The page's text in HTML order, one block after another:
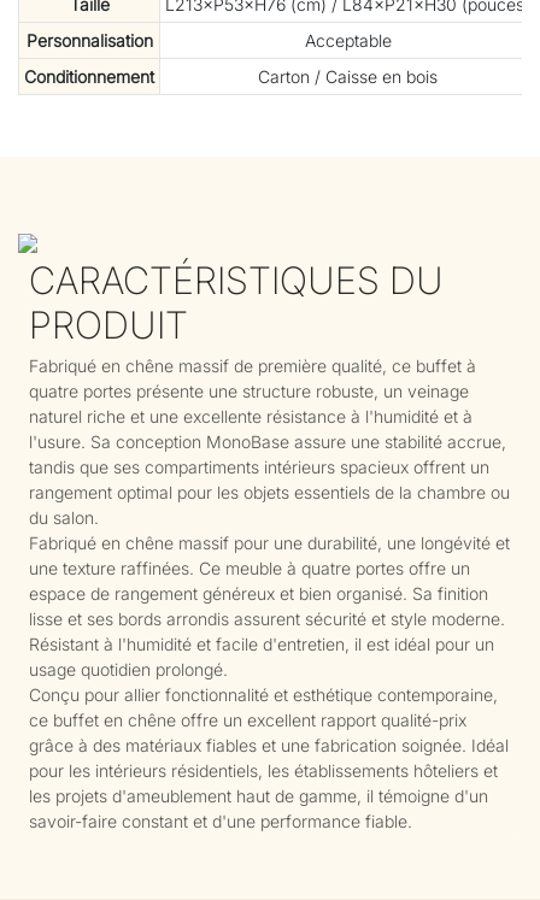
Taille
L213×P53×H76 (cm) / L84×P21×H30 (pouces)
Personnalisation
Acceptable
Conditionnement
Carton / Caisse en bois
CARACTÉRISTIQUES DU
PRODUIT
Fabriqué en chêne massif de première qualité, ce buffet à
quatre portes présente une structure robuste, un veinage
naturel riche et une excellente résistance à l'humidité et à
l'usure. Sa conception MonoBase assure une stabilité accrue,
tandis que ses compartiments intérieurs spacieux offrent un
rangement optimal pour les objets essentiels de la chambre ou
du salon.
Fabriqué en chêne massif pour une durabilité, une longévité et
une texture raffinées. Ce meuble à quatre portes offre un
espace de rangement généreux et bien organisé. Sa finition
lisse et ses bords arrondis assurent sécurité et style moderne.
Résistant à l'humidité et facile d'entretien, il est idéal pour un
usage quotidien prolongé.
Conçu pour allier fonctionnalité et esthétique contemporaine,
ce buffet en chêne offre un excellent rapport qualité-prix
grâce à des matériaux fiables et une fabrication soignée. Idéal
pour les intérieurs résidentiels, les établissements hôteliers et
les projets d'ameublement haut de gamme, il témoigne d'un
savoir-faire constant et d'une performance fiable.